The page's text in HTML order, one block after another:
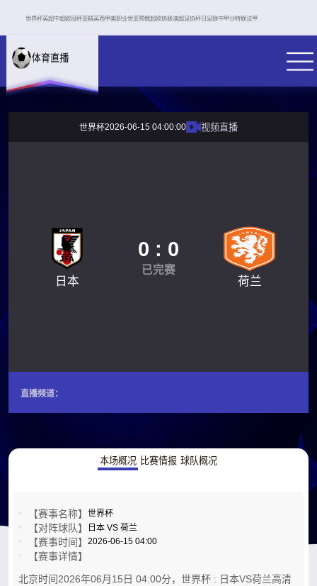
世界杯英超中超欧冠杯亚精英西甲美职业世亚预俄超欧协联澳超足协杯日足联中甲沙特联法甲
世界杯2026-06-15 04:00:00 视频直播
日本
0 : 0
已完赛
荷兰
直播频道：
本场概况 比赛情报 球队概况
【赛事名称】 世界杯
【对阵球队】 日本 VS 荷兰
【赛事时间】 2026-06-15 04:00
【赛事详情】
北京时间2026年06月15日 04:00分，世界杯 : 日本VS荷兰高清